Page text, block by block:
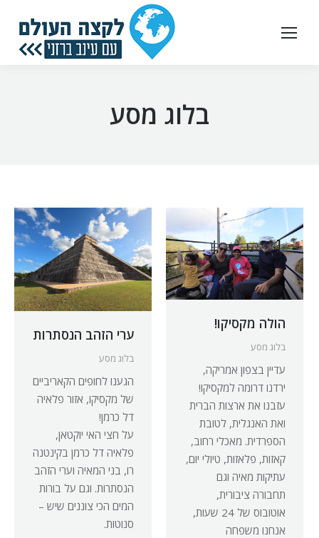
בלוג מסע
ערי הזהב הנסתרות
בלוג מסע
הגענו לחופים הקאריביים
של מקסיקו, אזור פלאיה
דל כרמן!
על חצי האי יוקטאן,
פלאיה דל כרמן בקינטנה
רו, בני המאיה וערי הזהב
הנסתרות. וגם על בורות
המים הכי צוננים שיש –
סנוטות.
הולה מקסיקו!
בלוג מסע
עדיין בצפון אמריקה,
ירדנו דרומה למקסיקו!
עזבנו את ארצות הברית
ואת האנגלית, לטובת
הספרדית. מאכלי רחוב,
קאזות, פלאזות, טיולי יום,
עתיקות מאיה וגם
תחבורה ציבורית,
אוטובוס של 24 שעות,
אנחנו משפחה